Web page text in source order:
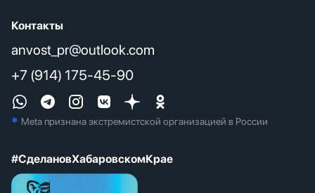
Контакты
anvost_pr@outlook.com
+7 (914) 175-45-90
* Meta признана экстремистcкой организацией в России
#СделановХабаровскомКрае